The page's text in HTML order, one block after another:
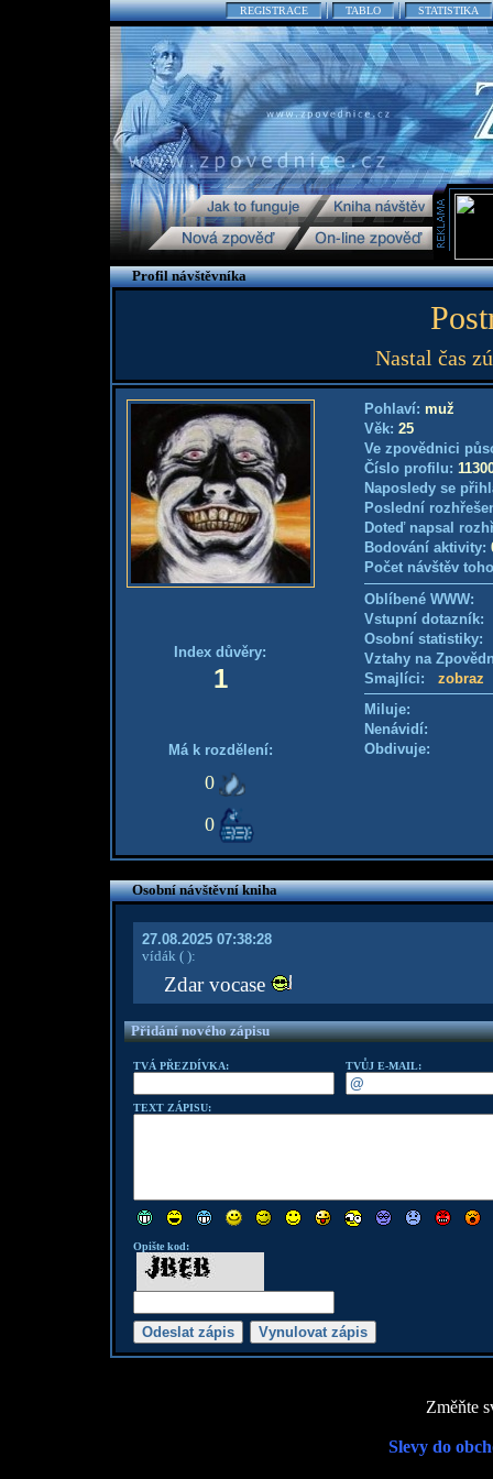
REGISTRACE TABLO STATISTIKA
Profil návštěvníka
Nastal čas
Index důvěry:
1
Má k rozdělení:
0
0
Pohlaví: muž
Věk: 25
Ve zpovědnici
Číslo profilu:
Naposledy se
Poslední
Doteď napsal
Bodování aktivity:
Počet návštěv
Oblíbené WWW:
Vstupní
Osobní
Vztahy na
Smajlíci: zobraz
Miluje:
Nenávidí:
Obdivuje:
Osobní návštěvní kniha
27.08.2025 07:38:28
vídák( ):
Zdar vocase
Přidání nového zápisu
TVÁ PŘEZDÍVKA: TVŮJ E-MAIL:
TEXT ZÁPISU:
Opište kod:
Změňte
Slevy do